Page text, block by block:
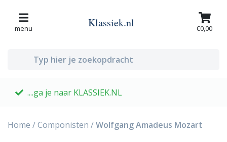
menu Klassiek.nl €0,00
....ga je naar KLASSIEK.NL
Home /Componisten /Wolfgang Amadeus Mozart